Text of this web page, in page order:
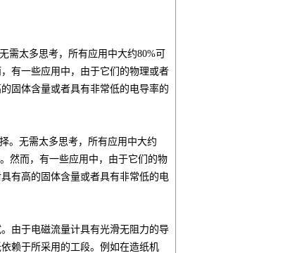
太多思考，所有应用中大约80%可
有一些应用中，由于它们的物理或者
固体含量或者具有非常低的电导率的
无需太多思考，所有应用中大约
然而，有一些应用中，由于它们的物
有高的固体含量或者具有非常低的电
由于电磁流量计具有光滑无阻力的导
赖于所采用的工段。例如在造纸机